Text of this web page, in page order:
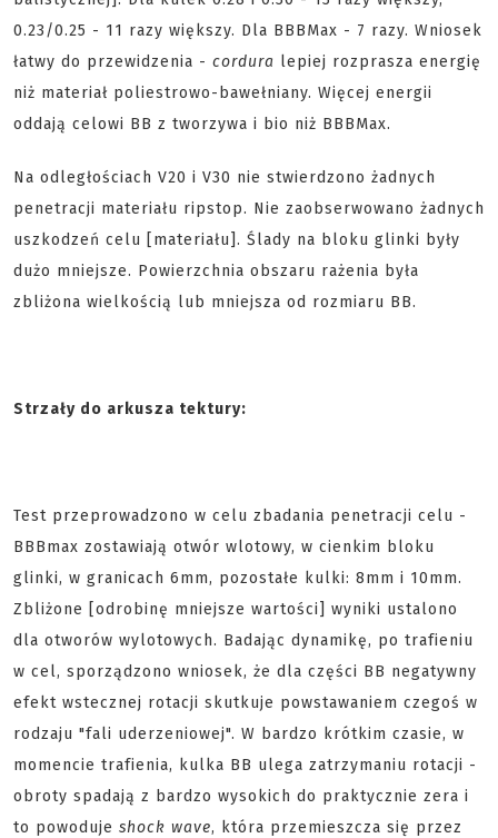
0.23/0.25 - 11 razy większy. Dla BBBMax - 7 razy. Wniosek
łatwy do przewidzenia - cordura lepiej rozprasza energię
niż materiał poliestrowo-bawełniany. Więcej energii
oddają celowi BB z tworzywa i bio niż BBBMax.
Na odległościach V20 i V30 nie stwierdzono żadnych
penetracji materiału ripstop. Nie zaobserwowano żadnych
uszkodzeń celu [materiału]. Ślady na bloku glinki były
dużo mniejsze. Powierzchnia obszaru rażenia była
zbliżona wielkością lub mniejsza od rozmiaru BB.
Strzały do arkusza tektury:
Test przeprowadzono w celu zbadania penetracji celu -
BBBmax zostawiają otwór wlotowy, w cienkim bloku
glinki, w granicach 6mm, pozostałe kulki: 8mm i 10mm.
Zbliżone [odrobinę mniejsze wartości] wyniki ustalono
dla otworów wylotowych. Badając dynamikę, po trafieniu
w cel, sporządzono wniosek, że dla części BB negatywny
efekt wstecznej rotacji skutkuje powstawaniem czegoś w
rodzaju "fali uderzeniowej". W bardzo krótkim czasie, w
momencie trafienia, kulka BB ulega zatrzymaniu rotacji -
obroty spadają z bardzo wysokich do praktycznie zera i
to powoduje shock wave, która przemieszcza się przez